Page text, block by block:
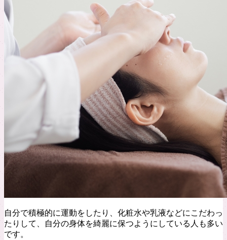
自分で積極的に運動をしたり、化粧水や乳液などにこだわっ
たりして、自分の身体を綺麗に保つようにしている人も多い
です。